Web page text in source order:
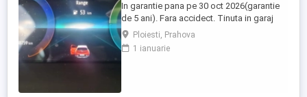
In garantie pana pe 30 oct 2026(garantie
de 5 ani). Fara accidect. Tinuta in garaj
(arata ca noua, nu are zgarieturi). Folosita
doar la naveta(30km zilnic). Nu are urme
de uzura, placutele si discurile nu sunt
Ploiesti, Prahova
1 ianuarie